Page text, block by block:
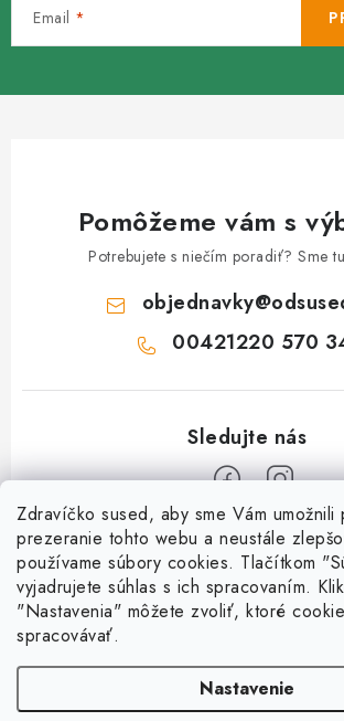
Zdravíčko sused, aby sme Vám umožnili
prezeranie tohto webu a neustále
používame súbory cookies. Tlačítkom
vyjadrujete súhlas s ich spracovaním.
"Nastavenia" môžete zvoliť, ktoré
spracovávať.
Nastavenie
Email
Pomôžeme vám s
Potrebujete s niečím poradiť? Sme
objednavky@
00421220 570
O nás
Kontakty
História a súčasnosť
Všetko o nákupe
Dokumenty